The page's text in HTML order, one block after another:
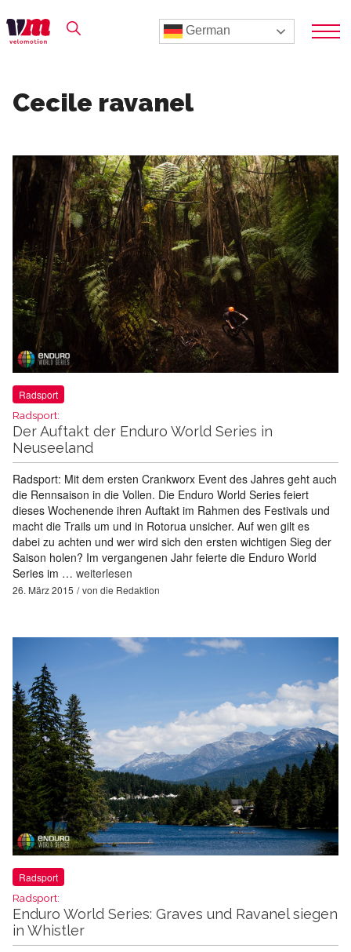
German
Cecile ravanel
Radsport
Radsport:
Der Auftakt der Enduro World Series in
Neuseeland
Radsport: Mit dem ersten Crankworx Event des Jahres geht auch
die Rennsaison in die Vollen. Die Enduro World Series feiert
dieses Wochenende ihren Auftakt im Rahmen des Festivals und
macht die Trails um und in Rotorua unsicher. Auf wen gilt es
dabei zu achten und wer wird sich den ersten wichtigen Sieg der
Saison holen? Im vergangenen Jahr feierte die Enduro World
Series im … weiterlesen
26. März 2015 von die Redaktion
Radsport
Radsport:
Enduro World Series: Graves und Ravanel siegen
in Whistler